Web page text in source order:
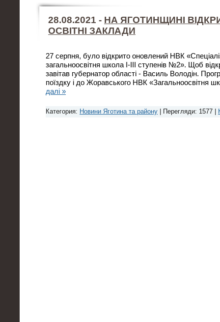
28.08.2021 - НА ЯГОТИНЩИНІ
ОСВІТНІ ЗАКЛАДИ
27 серпня, було відкрито оновлений НВК
загальноосвітня школа І-III ступенів №2». Щоб
завітав губернатор області - Василь Володін.
поїздку і до Жоравського НВК «Загальноосвітня
далі »
Категория: Новини Яготина та району | Перегляди: 1577 |